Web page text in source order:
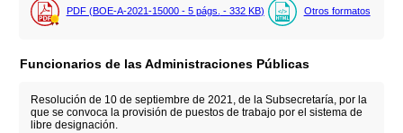
PDF (BOE-A-2021-15000 - 5 págs. - 332 KB) Otros formatos
Funcionarios de las Administraciones Públicas
Resolución de 10 de septiembre de 2021, de la Subsecretaría, por la
que se convoca la provisión de puestos de trabajo por el sistema de
libre designación.